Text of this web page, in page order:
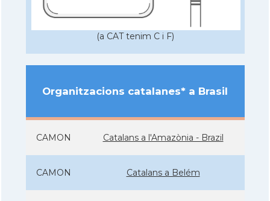
(a CAT tenim C i F)
Organitzacions catalanes* a Brasil
CAMON Catalans a l'Amazònia - Brazil
CAMON Catalans a Belém